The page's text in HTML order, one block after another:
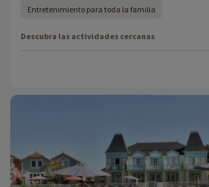
Entretenimiento para toda la familia
Descubra las actividades cercanas